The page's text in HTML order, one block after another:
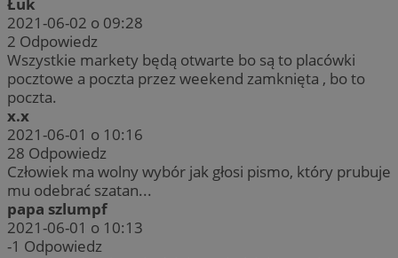
Łuk
2021-06-02 o 09:28
2 Odpowiedz
Wszystkie markety będą otwarte bo są to placówki
pocztowe a poczta przez weekend zamknięta , bo to
poczta.
x.x
2021-06-01 o 10:16
28 Odpowiedz
Człowiek ma wolny wybór jak głosi pismo, który prubuje
mu odebrać szatan...
papa szlumpf
2021-06-01 o 10:13
-1 Odpowiedz